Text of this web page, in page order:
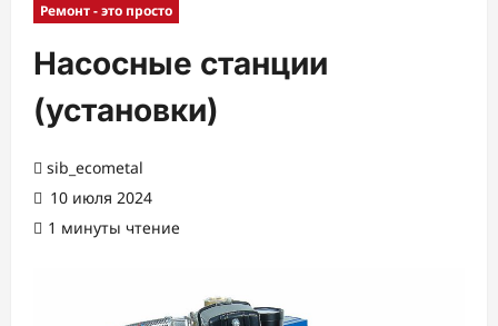
Ремонт - это просто
Насосные станции
(установки)
sib_ecometal
10 июля 2024
1 минуты чтение